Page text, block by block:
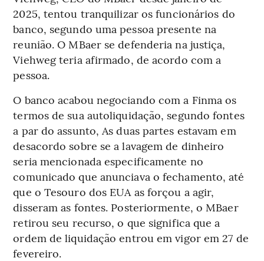
2025, tentou tranquilizar os funcionários do
banco, segundo uma pessoa presente na
reunião. O MBaer se defenderia na justiça,
Viehweg teria afirmado, de acordo com a
pessoa.
O banco acabou negociando com a Finma os
termos de sua autoliquidação, segundo fontes
a par do assunto, As duas partes estavam em
desacordo sobre se a lavagem de dinheiro
seria mencionada especificamente no
comunicado que anunciava o fechamento, até
que o Tesouro dos EUA as forçou a agir,
disseram as fontes. Posteriormente, o MBaer
retirou seu recurso, o que significa que a
ordem de liquidação entrou em vigor em 27 de
fevereiro.